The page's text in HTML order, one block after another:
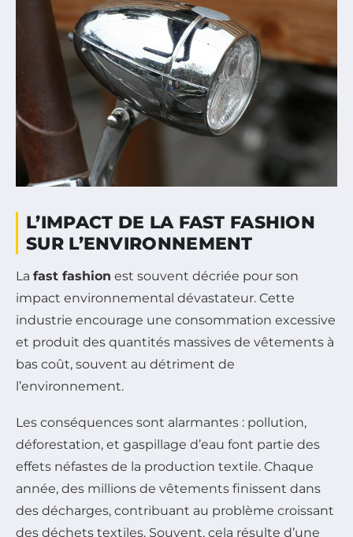
L’IMPACT DE LA FAST FASHION
SUR L’ENVIRONNEMENT
La fast fashion est souvent décriée pour son
impact environnemental dévastateur. Cette
industrie encourage une consommation excessive
et produit des quantités massives de vêtements à
bas coût, souvent au détriment de
l’environnement.
Les conséquences sont alarmantes : pollution,
déforestation, et gaspillage d’eau font partie des
effets néfastes de la production textile. Chaque
année, des millions de vêtements finissent dans
des décharges, contribuant au problème croissant
des déchets textiles. Souvent, cela résulte d’une